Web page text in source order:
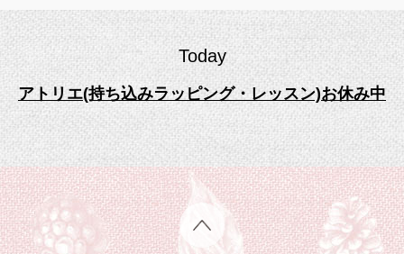
Today
アトリエ(持ち込みラッピング・レッスン)お休み中